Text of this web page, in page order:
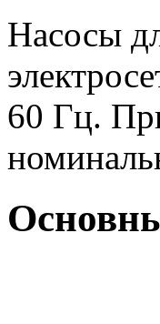
Насосы
60 Гц.